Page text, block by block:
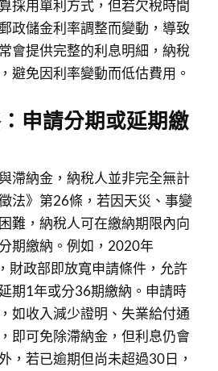
採用單利方式，但若欠稅時間
政儲金利率調整而變動，導致
會提供完整的利息明細，納稅
避免因利率變動而低估費用。
申請分期或延期繳
滯納金，納稅人並非完全無計
法》第26條，若因天災、事變
難，納稅人可在繳納期限內向
期繳納。例如，2020年
財政部即放寬申請條件，允許
期1年或分36期繳納。申請時
如收入減少證明、失業給付通
即可免除滯納金，但利息仍會
，若已逾期但尚未超過30日，